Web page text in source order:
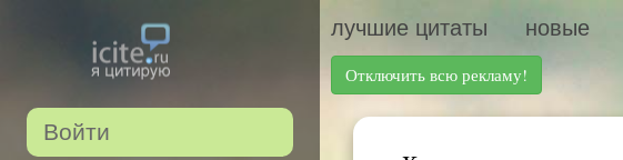
Войти
лучшие цитаты новые
Отключить всю рекламу!